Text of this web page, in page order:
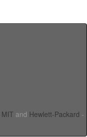
MIT and Hewlett-Packard -